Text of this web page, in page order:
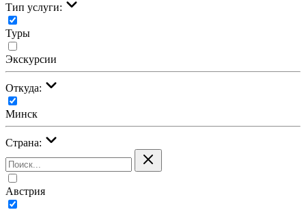
Тип услуги:
Туры
Экскурсии
Откуда:
Минск
Страна:
Австрия